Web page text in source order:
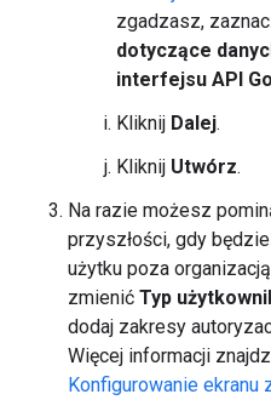
zgadzasz,
dotyczące
interfejsu API
Kliknij Dalej.
Kliknij Utwórz.
Na razie możesz
przyszłości, gdy
użytku poza
zmienić Typ
dodaj zakresy
Więcej informacji
Konfigurowanie ekranu